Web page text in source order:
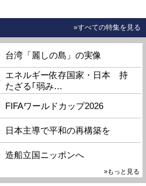
»すべての特集を見る
台湾「麗しの島」の実像
エネルギー依存国家・日本 持
たざる｢弱み…
FIFAワールドカップ2026
日本主導で平和の再構築を
造船立国ニッポンへ
»もっと見る